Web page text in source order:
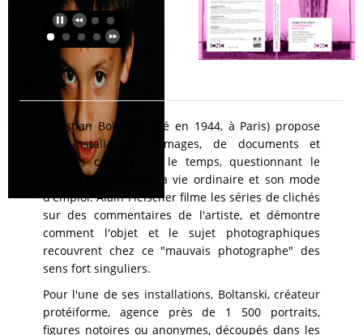
Résumé
Christian Boltanski (né en 1944, à Paris) propose
des installations d'images, de documents et
d'objets centrés sur le temps, questionnant le
regard, la mémoire, la vie ordinaire et son mode
d'emploi. Alain Fleischer filme les séries de clichés
sur des commentaires de l'artiste, et démontre
comment l'objet et le sujet photographiques
recouvrent chez ce "mauvais photographe" des
sens fort singuliers.
Pour l'une de ses installations, Boltanski, créateur
protéiforme, agence près de 1 500 portraits,
figures notoires ou anonymes, découpés dans les